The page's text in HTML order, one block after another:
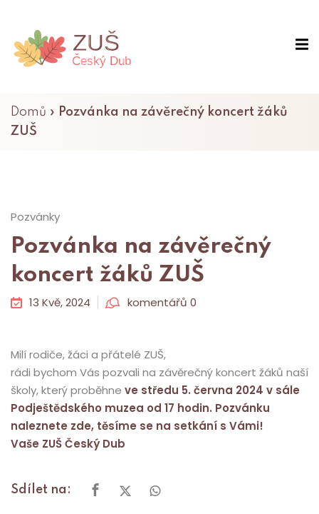
Domů » Pozvánka na závěrečný koncert žáků
ZUŠ
Pozvánky
Pozvánka na závěrečný
koncert žáků ZUŠ
13 Kvě, 2024 komentářů 0
Milí rodiče, žáci a přátelé ZUŠ,
rádi bychom Vás pozvali na závěrečný koncert žáků naší
školy, který proběhne ve středu 5. června 2024 v sále
Podještědského muzea od 17 hodin. Pozvánku
naleznete zde, těsíme se na setkání s Vámi!
Vaše ZUŠ Český Dub
Sdílet na: